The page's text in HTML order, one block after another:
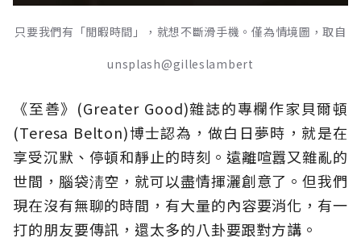
只要我們有「閒暇時間」，就想不斷滑手機。僅為情境圖，取自
unsplash@gilleslambert
《至善》(Greater Good)雜誌的專欄作家貝爾頓
(Teresa Belton)博士認為，做白日夢時，就是在
享受沉默、停頓和靜止的時刻。遠離喧囂又雜亂的
世間，腦袋淸空，就可以盡情揮灑創意了。但我們
現在沒有無聊的時間，有大量的內容要消化，有一
打的朋友要傳訊，還太多的八卦要跟對方講。